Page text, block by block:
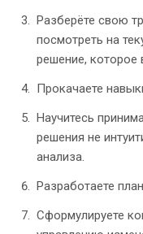
Разберёте свою
посмотреть на
решение, которое
Прокачаете
Научитесь
решения не
анализа.
Разработаете
Сформулируете